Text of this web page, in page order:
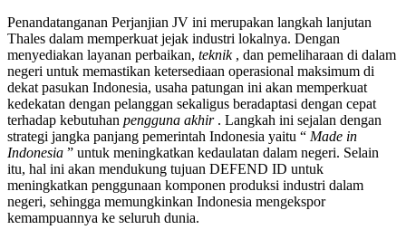
Penandatanganan Perjanjian JV ini merupakan langkah lanjutan
Thales dalam memperkuat jejak industri lokalnya. Dengan
menyediakan layanan perbaikan, teknik, dan pemeliharaan di dalam
negeri untuk memastikan ketersediaan operasional maksimum di
dekat pasukan Indonesia, usaha patungan ini akan memperkuat
kedekatan dengan pelanggan sekaligus beradaptasi dengan cepat
terhadap kebutuhan pengguna akhir. Langkah ini sejalan dengan
strategi jangka panjang pemerintah Indonesia yaitu “ Made in
Indonesia ” untuk meningkatkan kedaulatan dalam negeri. Selain
itu, hal ini akan mendukung tujuan DEFEND ID untuk
meningkatkan penggunaan komponen produksi industri dalam
negeri, sehingga memungkinkan Indonesia mengekspor
kemampuannya ke seluruh dunia.